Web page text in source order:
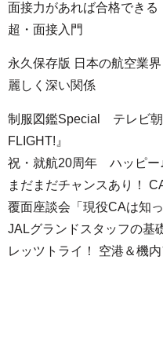
面接力があれば合格できる
超・面接入門
永久保存版 日本の航空業
麗しく深い関係
制服図鑑Special テレビ
FLIGHT!』
祝・就航20周年 ハッピー
まだまだチャンスあり！
覆面座談会「現役CAは知っ
JALグランドスタッフの基
レッツトライ！ 空港＆機